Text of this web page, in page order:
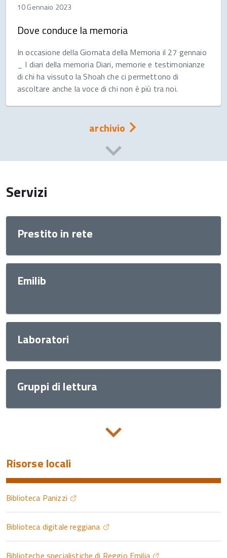
10 Gennaio 2023
Dove conduce la memoria
In occasione della Giornata della Memoria il 27 gennaio
_ I diari della memoria Diari, memorie e testimonianze
di chi ha vissuto la Shoah che ci permettono di
ascoltare anche la voce di chi non è più tra noi.
archivio
Servizi
Prestito in rete
Emilib
Laboratori
Gruppi di lettura
Risorse locali
Biblioteca Panizzi
Biblioteca digitale reggiana
Biblioteche specialistiche di Reggio Emilia